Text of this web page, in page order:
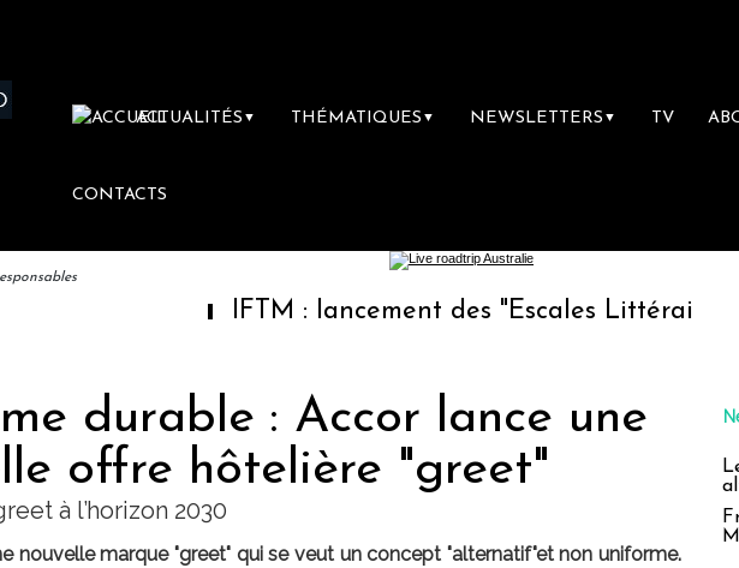
ACTUALITÉS ▼ THÉMATIQUES ▼ NEWSLETTERS ▼ TV
CONTACTS
IFTM : lancement des "Escales Littéraires", la
durable : Accor lance une
offre hôtelière "greet"
à l’horizon 2030
nouvelle marque "greet" qui se veut un concept "alternatif"et non uniforme.